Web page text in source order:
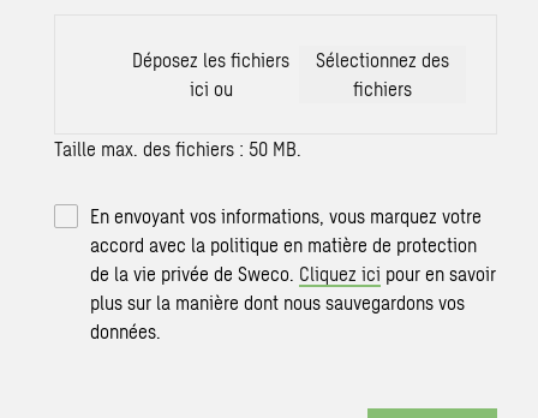
Déposez les fichiers
ici ou
Sélectionnez des
fichiers
Taille max. des fichiers : 50 MB.
En envoyant vos informations, vous marquez votre
accord avec la politique en matière de protection
de la vie privée de Sweco. Cliquez ici pour en savoir
plus sur la manière dont nous sauvegardons vos
données.